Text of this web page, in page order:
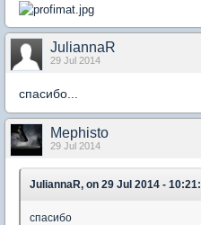
JuliannaR
29 Jul 2014
спасибо...
Mephisto
29 Jul 2014
JuliannaR, on 29 Jul 2014 - 10:21:
спасибо